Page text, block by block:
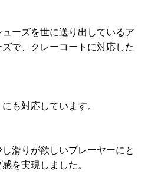
ーズを世に送り出しているア
で、クレーコートに対応した
も対応しています。
滑りが欲しいプレーヤーにと
を実現しました。